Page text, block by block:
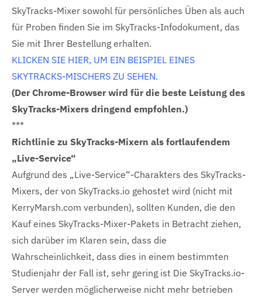
SkyTracks-Mixer sowohl für persönliches Üben als auch
für Proben finden Sie im SkyTracks-Infodokument, das
Sie mit Ihrer Bestellung erhalten.
KLICKEN SIE HIER, UM EIN BEISPIEL EINES
SKYTRACKS-MISCHERS ZU SEHEN.
(Der Chrome-Browser wird für die beste Leistung des
SkyTracks-Mixers dringend empfohlen.)
***
Richtlinie zu SkyTracks-Mixern als fortlaufendem
„Live-Service“
Aufgrund des „Live-Service“-Charakters des SkyTracks-
Mixers, der von SkyTracks.io gehostet wird (nicht mit
KerryMarsh.com verbunden), sollten Kunden, die den
Kauf eines SkyTracks-Mixer-Pakets in Betracht ziehen,
sich darüber im Klaren sein, dass die
Wahrscheinlichkeit, dass dies in einem bestimmten
Studienjahr der Fall ist, sehr gering ist Die SkyTracks.io-
Server werden möglicherweise nicht mehr betrieben